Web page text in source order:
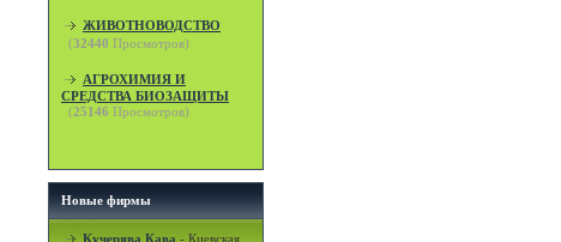
ЖИВОТНОВОДСТВО
(32440 Просмотров)
АГРОХИМИЯ И
СРЕДСТВА БИОЗАЩИТЫ
(25146 Просмотров)
Новые фирмы
Кучерява Кава - Киевская,